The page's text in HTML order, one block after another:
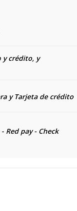
y crédito, y
y Tarjeta de crédito
Red pay - Check